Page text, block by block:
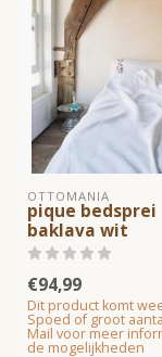
OTTOMANIA
pique bedsprei
baklava wit
€94,99
Dit product komt
Spoed of groot
Mail voor meer
de mogelijkheden